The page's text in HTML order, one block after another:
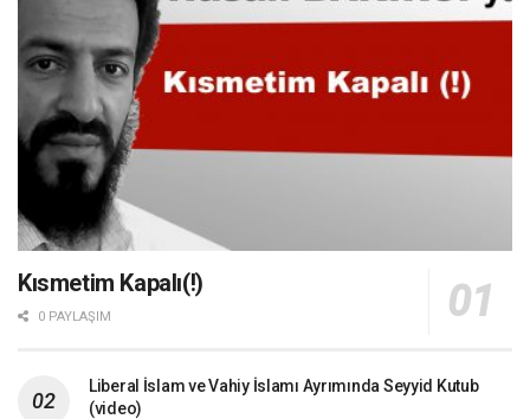
Kısmetim Kapalı(!)
0 PAYLAŞIM
Liberal İslam ve Vahiy İslamı Ayrımında Seyyid Kutub
(video)